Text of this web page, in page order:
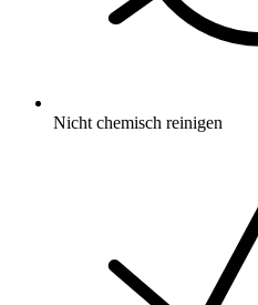
Nicht chemisch reinigen